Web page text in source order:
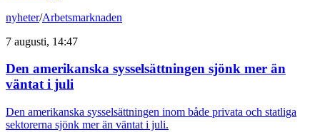
nyheter/Arbetsmarknaden
7 augusti, 14:47
Den amerikanska sysselsättningen sjönk mer än
väntat i juli
Den amerikanska sysselsättningen inom både privata och statliga
sektorerna sjönk mer än väntat i juli.